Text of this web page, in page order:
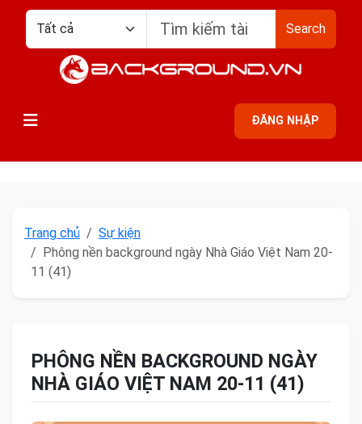
Search
ĐĂNG NHẬP
Trang chủ
Sự kiện
Phông nền background ngày Nhà Giáo Việt Nam 20-
11 (41)
PHÔNG NỀN BACKGROUND NGÀY
NHÀ GIÁO VIỆT NAM 20-11 (41)